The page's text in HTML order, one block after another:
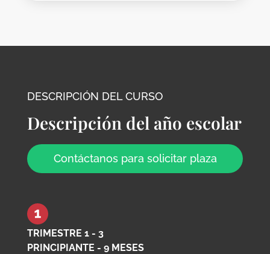
DESCRIPCIÓN DEL CURSO
Descripción del año escolar
Contáctanos para solicitar plaza
TRIMESTRE 1 - 3
PRINCIPIANTE - 9 MESES